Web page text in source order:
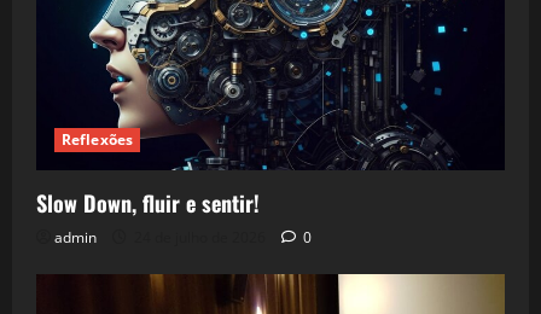
Reflexões
Slow Down, fluir e sentir!
admin 0